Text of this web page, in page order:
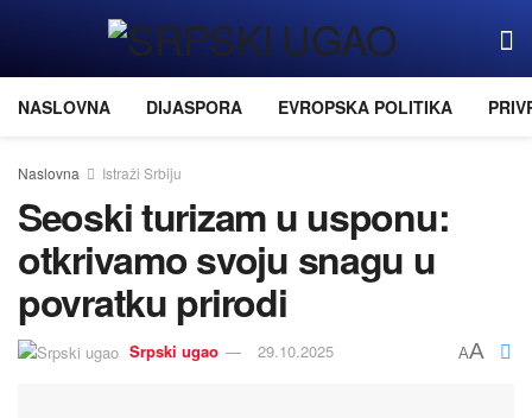
NASLOVNA DIJASPORA EVROPSKA POLITIKA
Naslovna Istraži Srbiju
Seoski turizam u usponu:
otkrivamo svoju snagu u
povratku prirodi
Srpski ugao 29.10.2025 AA